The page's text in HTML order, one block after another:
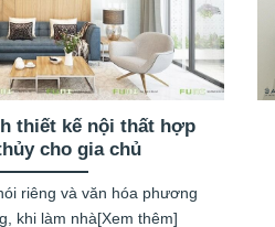
thiết kế nội thất hợp
cho gia chủ
riêng và văn hóa phương
khi làm nhà[Xem thêm]